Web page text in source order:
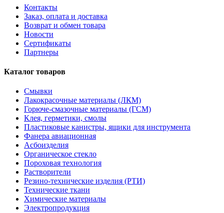
Контакты
Заказ, оплата и доставка
Возврат и обмен товара
Новости
Сертификаты
Партнеры
Каталог товаров
Смывки
Лакокрасочные материалы (ЛКМ)
Горюче-смазочные материалы (ГСМ)
Клея, герметики, смолы
Пластиковые канистры, ящики для инструмента
Фанера авиационная
Асбоизделия
Органическое стекло
Пороховая технология
Растворители
Резино-технические изделия (РТИ)
Технические ткани
Химические материалы
Электропродукция